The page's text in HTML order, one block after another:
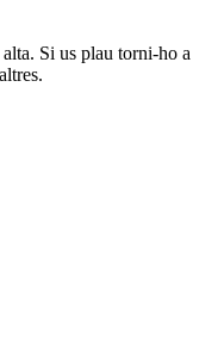
Si us plau torni-ho a